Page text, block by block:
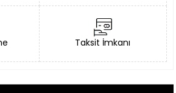
Taksit İmkanı